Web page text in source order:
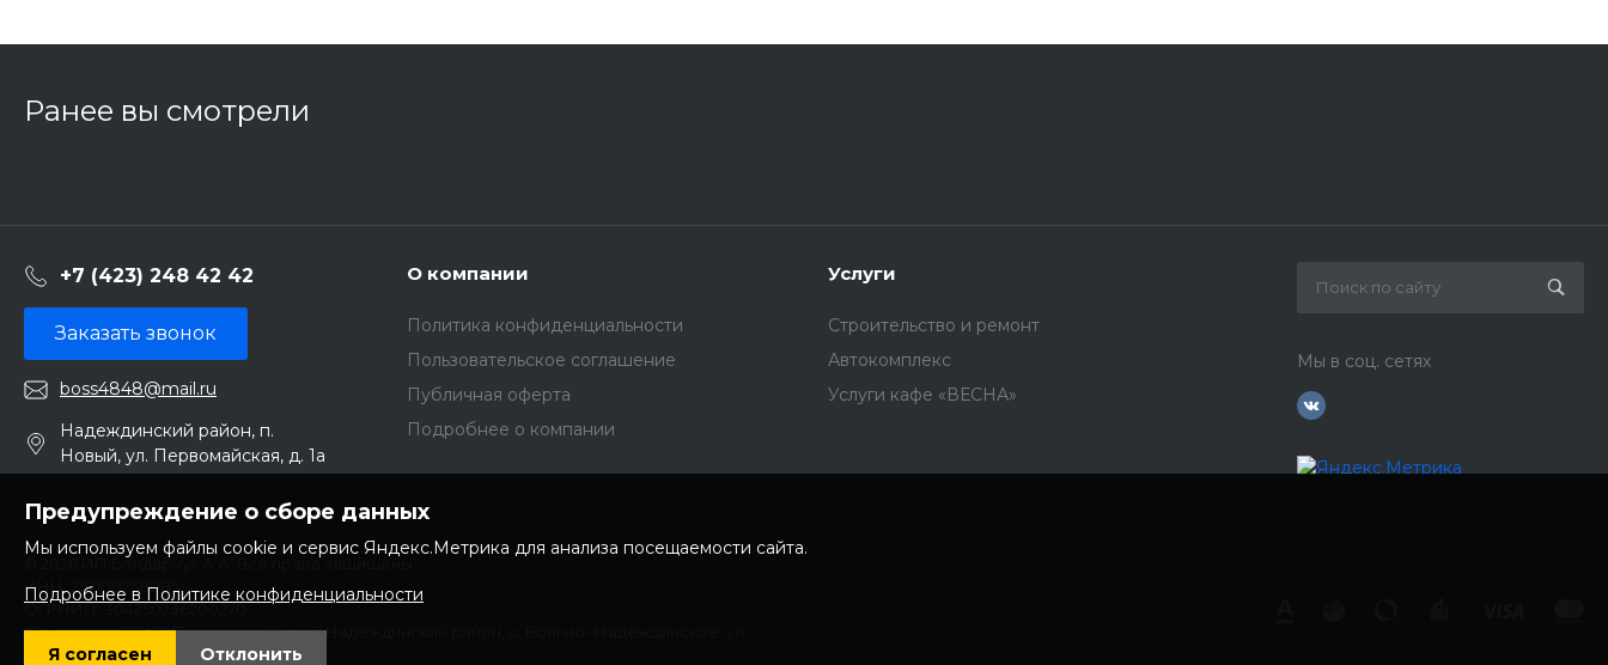
Ранее вы смотрели
+7 (423) 248 42 42
Заказать звонок
boss4848@mail.ru
Надеждинский район, п.
Новый, ул. Первомайская, д. 1а
О компании
Политика конфиденциальности
Пользовательское соглашение
Публичная оферта
Подробнее о компании
Услуги
Строительство и ремонт
Автокомплекс
Услуги кафе «ВЕСНА»
Мы в соц. сетях
© 2026 ИП Бондарчук А.А. Все права защищены.
ИНН: 252100758085
ОГРНИП: 304250236200270
Юр. адрес: 692481 Приморский край, Надеждинский район, с. Вольно- Надеждинское, ул.
Торопова 12
Предупреждение о сборе данных
Мы используем файлы cookie и сервис Яндекс.Метрика для анализа посещаемости сайта.
Подробнее в Политике конфиденциальности
Я согласен Отклонить